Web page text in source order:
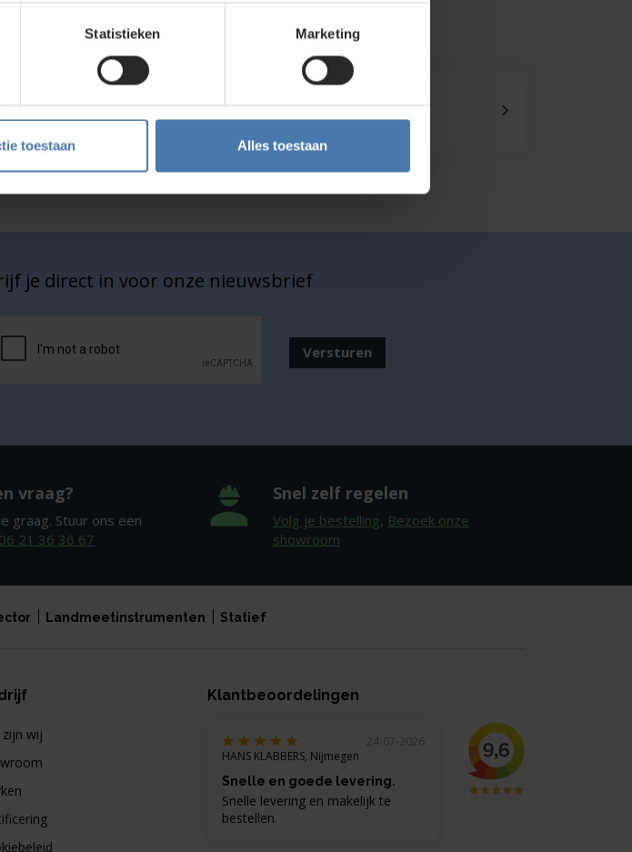
Statistieken Marketing
toestaan Alles toestaan
kalibratie
service afdeling
Onze showroom
je direct in voor onze nieuwsbrief
Versturen
vraag?
graag. Stuur ons een
06 21 36 36 67
Snel zelf regelen
Volg je bestelling, Bezoek onze
showroom
Landmeetinstrumenten Statief
zijn wij
Klantbeoordelingen
24-07-2026
HANS KLABBERS, Nijmegen
Snelle en goede levering.
Snelle levering en makelijk te
bestellen.